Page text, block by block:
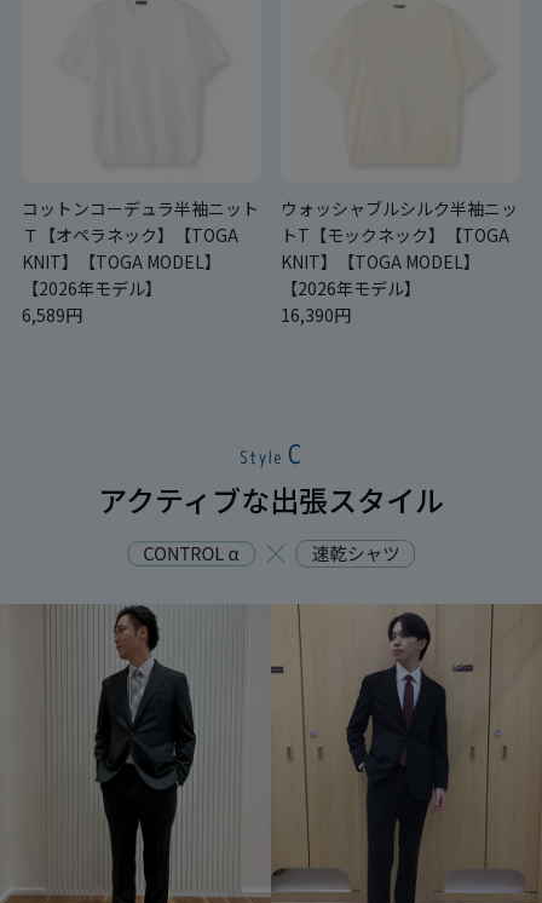
コットンコーデュラ半袖ニット
Ｔ【オペラネック】【TOGA
KNIT】【TOGA MODEL】
【2026年モデル】
6,589円
ウォッシャブルシルク半袖ニッ
トT【モックネック】【TOGA
KNIT】【TOGA MODEL】
【2026年モデル】
16,390円
アクティブな出張スタイル